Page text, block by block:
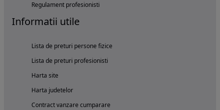
Regulament profesionisti
Informatii utile
Lista de preturi persone fizice
Lista de preturi profesionisti
Harta site
Harta judetelor
Contract vanzare cumparare